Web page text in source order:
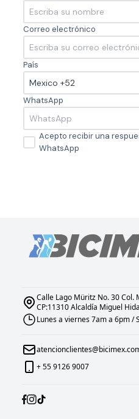
Correo electrónico
País
WhatsApp
Acepto recibir una
WhatsApp
Calle Lago Müritz No. 30 Col.
CP:11310 Alcaldía Miguel
Lunes a viernes 7am a 6pm /
+ 55 9126 9007